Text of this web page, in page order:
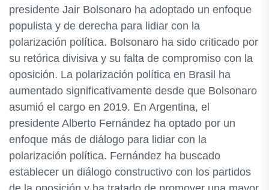
presidente Jair Bolsonaro ha adoptado un enfoque
populista y de derecha para lidiar con la
polarización política. Bolsonaro ha sido criticado por
su retórica divisiva y su falta de compromiso con la
oposición. La polarización política en Brasil ha
aumentado significativamente desde que Bolsonaro
asumió el cargo en 2019. En Argentina, el
presidente Alberto Fernández ha optado por un
enfoque más de diálogo para lidiar con la
polarización política. Fernández ha buscado
establecer un diálogo constructivo con los partidos